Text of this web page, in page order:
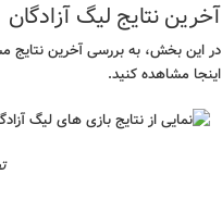
آخرین نتایج لیگ آزادگان
در این بخش، به بررسی آخرین نتایج
اینجا مشاهده کنید.